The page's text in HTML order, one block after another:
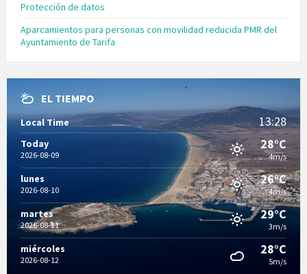
Protección de datos
Aparcamientos para personas con movilidad reducida PMR del
Ayuntamiento de Tarifa
EL TIEMPO
Local Time 13:28
Today
2026-08-09
28°C
4m/s
lunes
2026-08-10
26°C
4m/s
martes
2026-08-11
29°C
3m/s
miércoles
2026-08-12
28°C
5m/s